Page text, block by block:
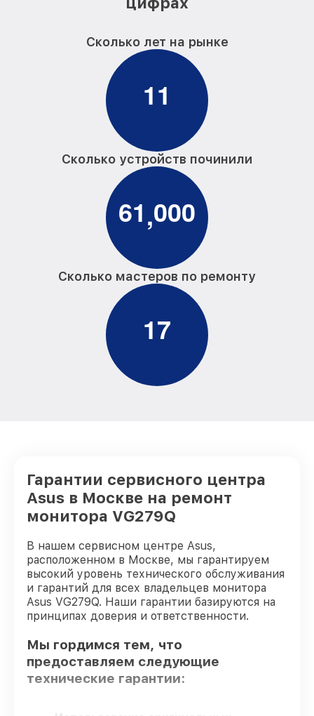
Сколько лет на рынке
11
Сколько устройств починили
61,000
Сколько мастеров по ремонту
17
Гарантии сервисного центра
Asus в Москве на ремонт
монитора VG279Q
В нашем сервисном центре Asus,
расположенном в Москве, мы гарантируем
высокий уровень технического обслуживания
и гарантий для всех владельцев монитора
Asus VG279Q. Наши гарантии базируются на
принципах доверия и ответственности.
Мы гордимся тем, что
предоставляем следующие
технические гарантии: